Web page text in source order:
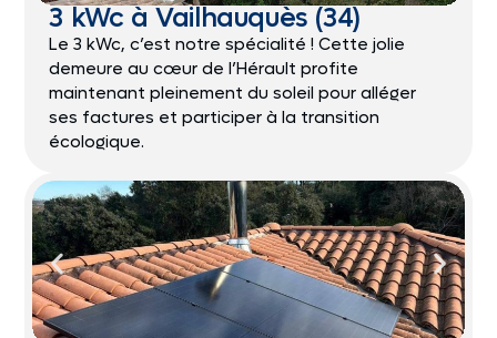
3 kWc à Vailhauquès (34)
Le 3 kWc, c’est notre spécialité ! Cette jolie
demeure au cœur de l’Hérault profite
maintenant pleinement du soleil pour alléger
ses factures et participer à la transition
écologique.